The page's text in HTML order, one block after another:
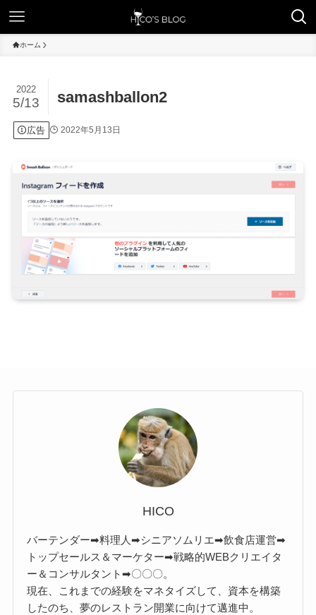
ホーム
samashballon2
2022
5/13
広告 2022年5月13日
HICO
バーテンダー➡料理人➡シニアソムリエ➡飲食店運営➡
トップセールス＆マーケター➡戦略的WEBクリエイタ
ー＆コンサルタント➡〇〇〇。
現在、これまでの経験をマネタイズして、資本を構築
したのち、夢のレストラン開業に向けて邁進中。